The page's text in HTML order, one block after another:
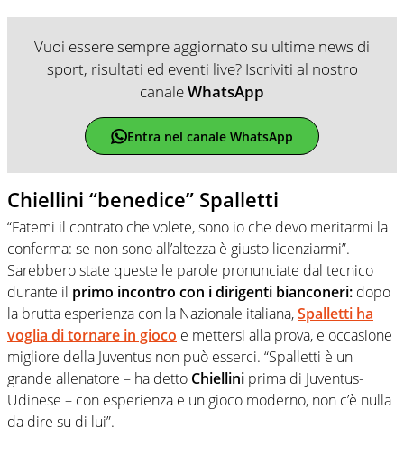
Vuoi essere sempre aggiornato su ultime news di
sport, risultati ed eventi live? Iscriviti al nostro
canaleWhatsApp
Entra nel canale WhatsApp
Chiellini “benedice” Spalletti
“Fatemi il contrato che volete, sono io che devo meritarmi la
conferma: se non sono all’altezza è giusto licenziarmi”.
Sarebbero state queste le parole pronunciate dal tecnico
durante il primo incontro con i dirigenti bianconeri: dopo
la brutta esperienza con la Nazionale italiana,Spalletti ha
voglia di tornare in gioco e mettersi alla prova, e occasione
migliore della Juventus non può esserci. “Spalletti è un
grande allenatore – ha detto Chiellini prima di Juventus-
Udinese – con esperienza e un gioco moderno, non c’è nulla
da dire su di lui”.